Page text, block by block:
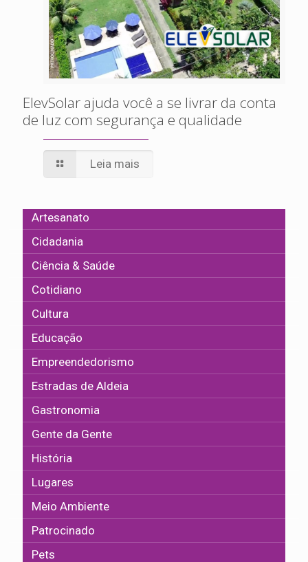
ElevSolar ajuda você a se livrar da conta
de luz com segurança e qualidade
Leia mais
Artesanato
Cidadania
Ciência & Saúde
Cotidiano
Cultura
Educação
Empreendedorismo
Estradas de Aldeia
Gastronomia
Gente da Gente
História
Lugares
Meio Ambiente
Patrocinado
Pets